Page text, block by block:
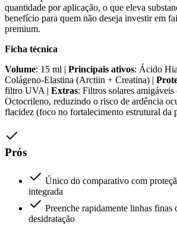
quantidade por aplicação, o que eleva
benefício para quem não deseja investir em
premium.
Ficha técnica
Volume: 15 ml | Principais ativos: Ácido
Colágeno-Elastina (Arctiin + Creatina) |
filtro UVA | Extras: Filtros solares
Octocrileno, reduzindo o risco de ardência
flacidez (foco no fortalecimento estrutural da
Prós
Único do comparativo com
integrada
Preenche rapidamente linhas finas
desidratação